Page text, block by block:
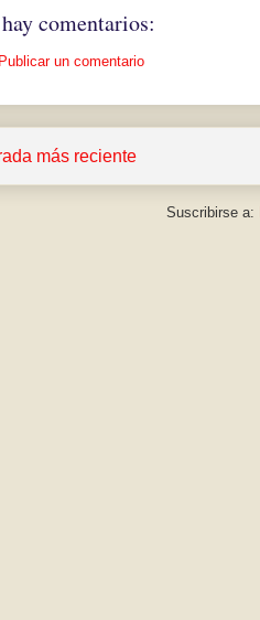
comentarios:
Publicar un comentario
más reciente
Suscribirse a: